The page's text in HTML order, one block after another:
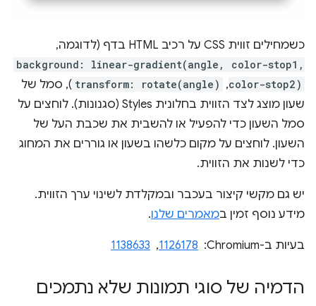
כשמחילים זווית CSS על רכיב HTML בדף (לדוגמה,
background: linear-gradient(angle, color-stop1,
color-stop2)
,
transform: rotate(angle) ), סמל של
שעון מוצג לצד הזווית בחלונית Styles (סגנונות). לוחצים על
סמל השעון כדי להפעיל או להשבית את שכבת העל של
השעון. לוחצים על מקום כלשהו בשעון או גוררים את המחוג
כדי לשנות את הזווית.
יש גם מקשי קיצור בעכבר ובמקלדת לשינוי ערך הזווית.
מידע נוסף זמין במאמרים שלנו.
בעיות ב-Chromium: ‏ 1126178
, ‏
1138633
הדמיה של סוגי תמונות שלא נתמכים